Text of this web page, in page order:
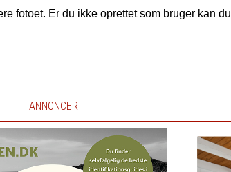
fotoet. Er du ikke oprettet som bruger kan du
ANNONCER